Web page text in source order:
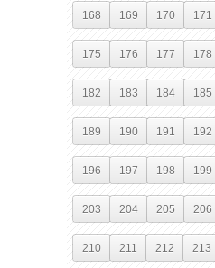
168 169 170 171
175 176 177 178
182 183 184 185
189 190 191 192
196 197 198 199
203 204 205 206
210 211 212 213